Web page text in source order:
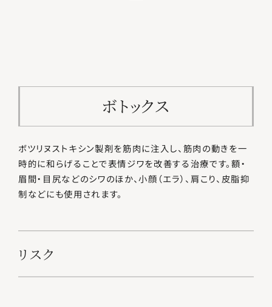
ボトックス
ボツリヌストキシン製剤を筋肉に注入し、筋肉の動きを一
時的に和らげることで表情ジワを改善する治療です。額・
眉間・目尻などのシワのほか、小顔（エラ）、肩こり、皮脂抑
制などにも使用されます。
リスク